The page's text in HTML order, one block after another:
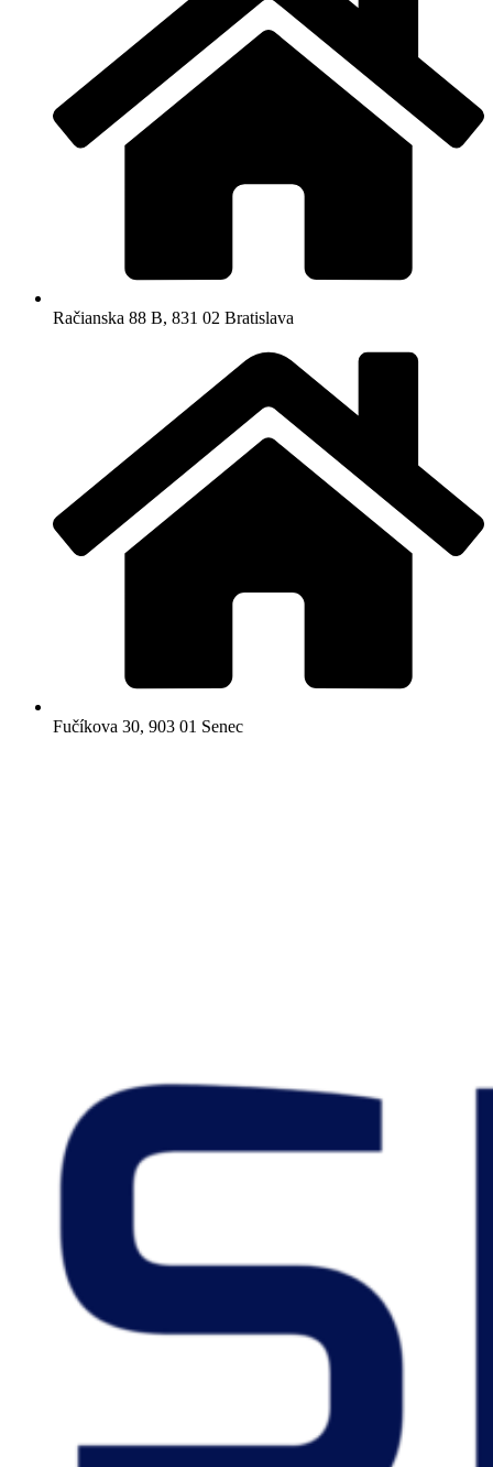
Račianska 88 B, 831 02 Bratislava
Fučíkova 30, 903 01 Senec